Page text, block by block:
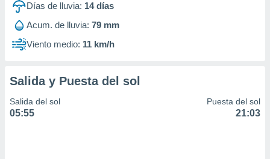
1199
Días de lluvia: 14días
Acum. de lluvia: 79 mm
Viento medio: 11 km/h
Salida y Puesta del sol
Salida del sol
05:55
Puesta del sol
21:03